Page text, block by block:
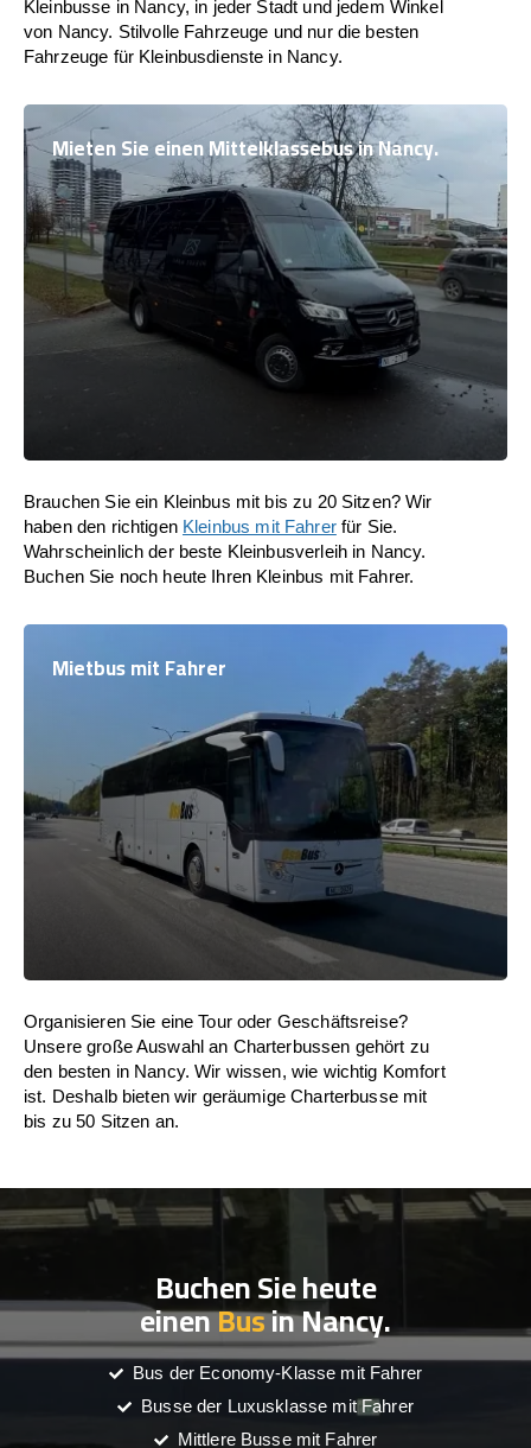
Kleinbusse in Nancy, in jeder Stadt und jedem Winkel
von Nancy. Stilvolle Fahrzeuge und nur die besten
Fahrzeuge für Kleinbusdienste in Nancy.
Mieten Sie einen Mittelklassebus in Nancy.
Brauchen Sie ein Kleinbus mit bis zu 20 Sitzen? Wir
haben den richtigen Kleinbus mit Fahrerfür Sie.
Wahrscheinlich der beste Kleinbusverleih in Nancy.
Buchen Sie noch heute Ihren Kleinbus mit Fahrer.
Mietbus mit Fahrer
Organisieren Sie eine Tour oder Geschäftsreise?
Unsere große Auswahl an Charterbussen gehört zu
den besten in Nancy. Wir wissen, wie wichtig Komfort
ist. Deshalb bieten wir geräumige Charterbusse mit
bis zu 50 Sitzen an.
Buchen Sie heute
einenBusin Nancy.
Bus der Economy-Klasse mit Fahrer
Busse der Luxusklasse mit Fahrer
Mittlere Busse mit Fahrer